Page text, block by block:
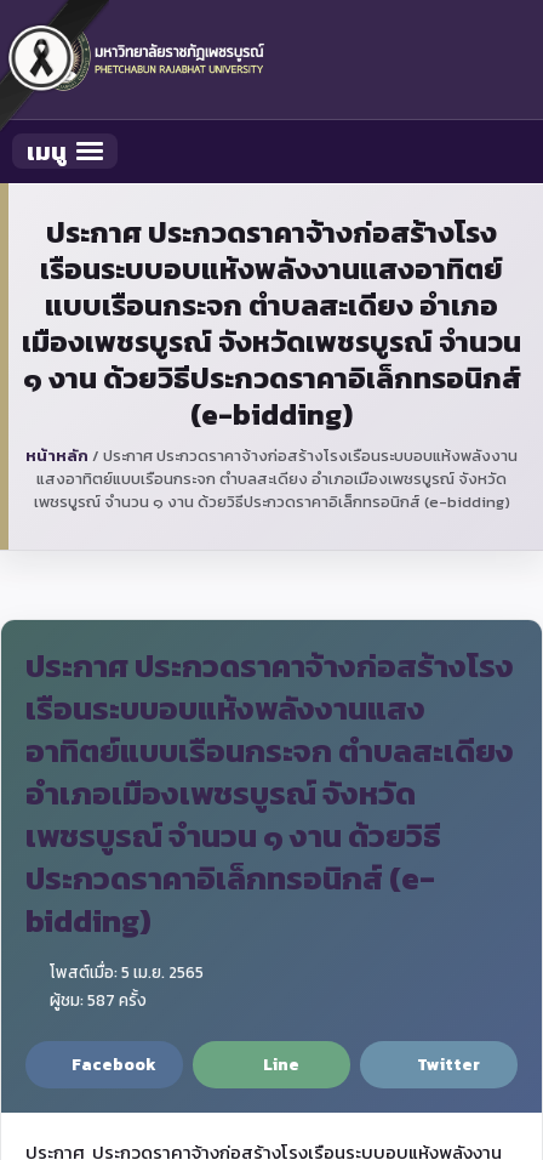
Toggle navigation
เมนู
ประกาศ ประกวดราคาจ้างก่อสร้างโรง
เรือนระบบอบแห้งพลังงานแสงอาทิตย์
แบบเรือนกระจก ตำบลสะเดียง อำเภอ
เมืองเพชรบูรณ์ จังหวัดเพชรบูรณ์ จำนวน
๑ งาน ด้วยวิธีประกวดราคาอิเล็กทรอนิกส์
(e-bidding)
หน้าหลัก / ประกาศ ประกวดราคาจ้างก่อสร้างโรงเรือนระบบอบแห้งพลังงาน
แสงอาทิตย์แบบเรือนกระจก ตำบลสะเดียง อำเภอเมืองเพชรบูรณ์ จังหวัด
เพชรบูรณ์ จำนวน ๑ งาน ด้วยวิธีประกวดราคาอิเล็กทรอนิกส์ (e-bidding)
ประกาศ ประกวดราคาจ้างก่อสร้างโรง
เรือนระบบอบแห้งพลังงานแสง
อาทิตย์แบบเรือนกระจก ตำบลสะเดียง
อำเภอเมืองเพชรบูรณ์ จังหวัด
เพชรบูรณ์ จำนวน ๑ งาน ด้วยวิธี
ประกวดราคาอิเล็กทรอนิกส์ (e-
bidding)
โพสต์เมื่อ: 5 เม.ย. 2565
ผู้ชม: 587 ครั้ง
Facebook Line Twitter
ประกาศ ประกวดราคาจ้างก่อสร้างโรงเรือนระบบอบแห้งพลังงาน